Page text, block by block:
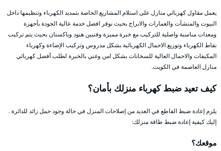
يعمل مقاول كهربائي منازل على استلام المشاريع الخاصة بتمديد الكهرباء وتنظيمها داخل
البيوت والمنشآت والعمارات والابراج بحيث نوفر افضل خدمة عالية الجودة بأجهزة
ومعدات مناسبة واصلية للتركيب مع خبرة مميزة وفنيين هنود وباكستان بحيث يتم تركيب
نقاط الكهرباء وتوزيع الاحمال الكهربائية بشكل مدروس وتركيب الإضاءة وكهرباء
المكيفات والاحمال العالية للسخانات بشكل امن وغني بالخبرة لطلب أفضل كهربائي
منازل العاصمة في الكويت.
كيف تعيد ضبط كهرباء منزلك بأمان؟
يلزم إعادة ضبط القاطع في العديد من إصلاحات المنزل في حالة وجود حمل زائد للدائرة .
إليك كيفية إعادة ضبط طاقة منزلك:
موقعك؟